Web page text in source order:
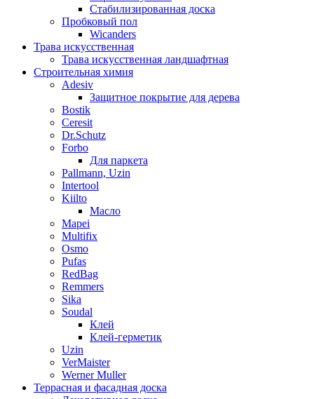
Стабилизированная доска
Пробковый пол
Wicanders
Трава искусственная
Трава искусственная ландшафтная
Строительная химия
Adesiv
Защитное покрытие для дерева
Bostik
Ceresit
Dr.Schutz
Forbo
Для паркета
Pallmann, Uzin
Intertool
Kiilto
Масло
Mapei
Multifix
Osmo
Pufas
RedBag
Remmers
Sika
Soudal
Клей
Клей-герметик
Uzin
VerMaister
Werner Muller
Террасная и фасадная доска